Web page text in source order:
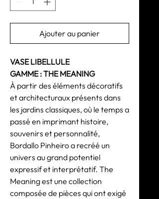
Ajouter au panier
VASE LIBELLULE
GAMME : THE MEANING
À partir des éléments décoratifs
et architecturaux présents dans
les jardins classiques, où le temps a
passé en imprimant histoire,
souvenirs et personnalité,
Bordallo Pinheiro a recréé un
univers au grand potentiel
expressif et interprétatif. The
Meaning est une collection
composée de pièces qui ont exigé